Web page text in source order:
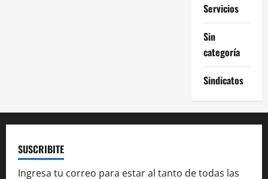
Servicios
Sin
categoría
Sindicatos
SUSCRIBITE
Ingresa tu correo para estar al tanto de todas las